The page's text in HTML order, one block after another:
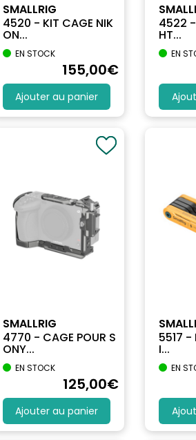
SMALLRIG
4520 - KIT CAGE NIK
ON...
EN STOCK
155,00€
Ajouter au panier
4522 -
HT...
EN
SMALLRIG
4770 - CAGE POUR S
ONY...
EN STOCK
125,00€
Ajouter au panier
5517 -
I...
EN